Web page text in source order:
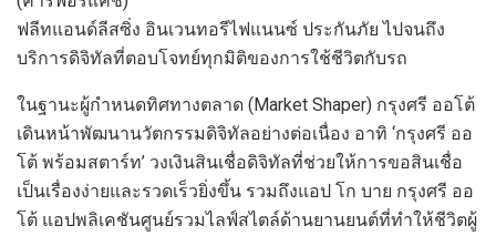
ฟลีทแอนด์ลีสซิ่ง อินเวนทอรีไฟแนนซ์ ประกันภัย ไปจนถึง
บริการดิจิทัลที่ตอบโจทย์ทุกมิติของการใช้ชีวิตกับรถ
ในฐานะผู้กำหนดทิศทางตลาด (Market Shaper) กรุงศรี ออโต้
เดินหน้าพัฒนานวัตกรรมดิจิทัลอย่างต่อเนื่อง อาทิ ‘กรุงศรี ออ
โต้ พร้อมสตาร์ท’ วงเงินสินเชื่อดิจิทัลที่ช่วยให้การขอสินเชื่อ
เป็นเรื่องง่ายและรวดเร็วยิ่งขึ้น รวมถึงแอป โก บาย กรุงศรี ออ
โต้ แอปพลิเคชันศูนย์รวมไลฟ์สไตล์ด้านยานยนต์ที่ทำให้ชีวิตผู้